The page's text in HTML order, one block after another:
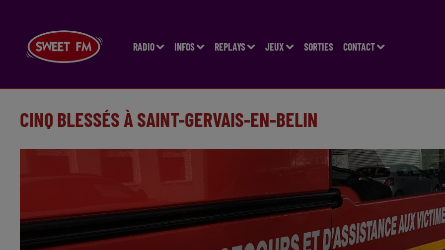
RADIO INFOS REPLAYS JEUX SORTIES CONTACT
CINQ BLESSÉS À SAINT-GERVAIS-EN-BELIN